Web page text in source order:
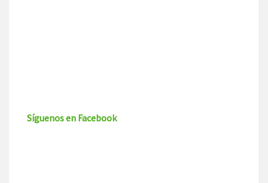
Síguenos en Facebook